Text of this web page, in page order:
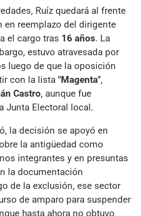
Ruíz quedará al frente
en reemplazo del dirigente
el cargo tras 16 años. La
estuvo atravesada por
luego de que la oposición
con la lista "Magenta",
Castro, aunque fue
Junta Electoral local.
la decisión se apoyó en
la antigüedad como
integrantes y en presuntas
la documentación
de la exclusión, ese sector
de amparo para suspender
hasta ahora no obtuvo